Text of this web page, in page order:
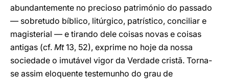
abundantemente no precioso património do passado
— sobretudo bíblico, litúrgico, patrístico, conciliar e
magisterial — e tirando dele coisas novas e coisas
antigas (cf. Mt13, 52), exprime no hoje da nossa
sociedade o imutável vigor da Verdade cristã. Torna-
se assim eloquente testemunho do grau de